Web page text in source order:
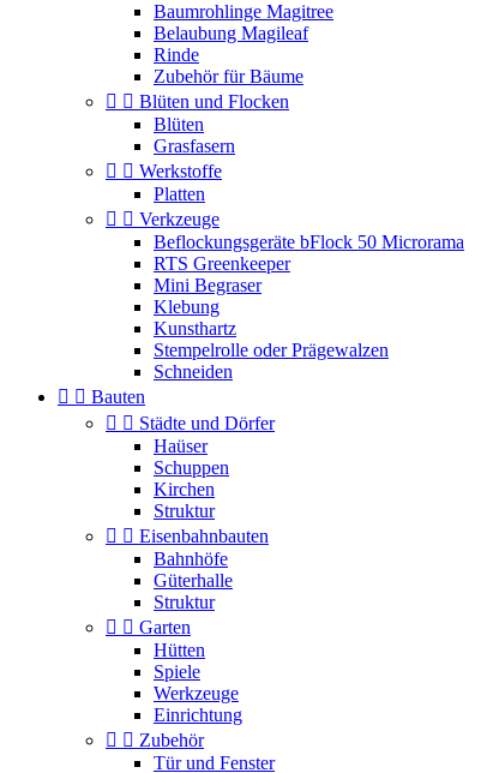
Baumrohlinge Magitree
Belaubung Magileaf
Rinde
Zubehör für Bäume
  Blüten und Flocken
Blüten
Grasfasern
  Werkstoffe
Platten
  Verkzeuge
Beflockungsgeräte bFlock 50 Microrama
RTS Greenkeeper
Mini Begraser
Klebung
Kunsthartz
Stempelrolle oder Prägewalzen
Schneiden
  Bauten
  Städte und Dörfer
Haüser
Schuppen
Kirchen
Struktur
  Eisenbahnbauten
Bahnhöfe
Güterhalle
Struktur
  Garten
Hütten
Spiele
Werkzeuge
Einrichtung
  Zubehör
Tür und Fenster